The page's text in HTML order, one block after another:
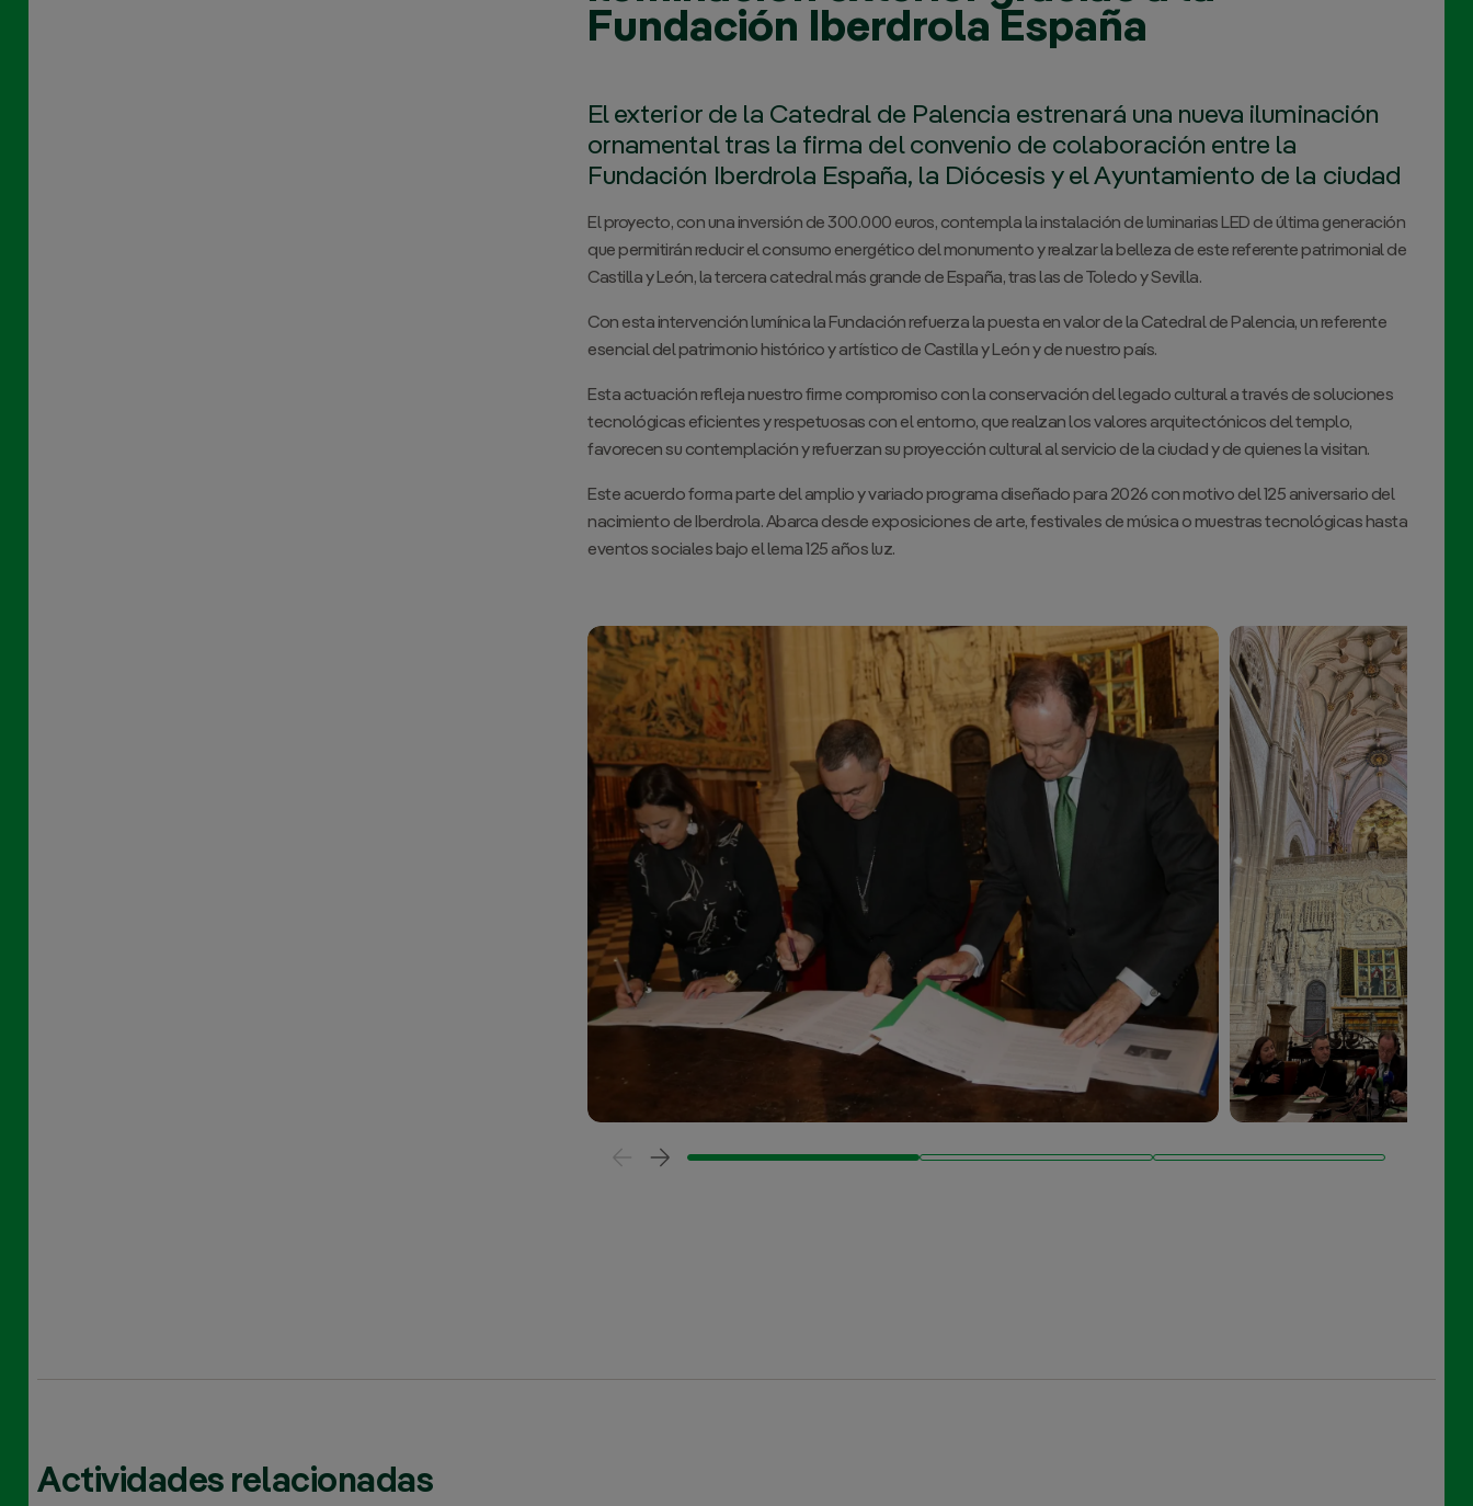
Fundación Iberdrola España
El exterior de la Catedral de Palencia estrenará una nueva iluminación
ornamental tras la firma del convenio de colaboración entre la
Fundación Iberdrola España, la Diócesis y el Ayuntamiento de la ciudad
El proyecto, con una inversión de 300.000 euros, contempla la instalación de luminarias LED de última generación
que permitirán reducir el consumo energético del monumento y realzar la belleza de este referente patrimonial de
Castilla y León, la tercera catedral más grande de España, tras las de Toledo y Sevilla.
Con esta intervención lumínica la Fundación refuerza la puesta en valor de la Catedral de Palencia, un referente
esencial del patrimonio histórico y artístico de Castilla y León y de nuestro país.
Esta actuación refleja nuestro firme compromiso con la conservación del legado cultural a través de soluciones
tecnológicas eficientes y respetuosas con el entorno, que realzan los valores arquitectónicos del templo,
favorecen su contemplación y refuerzan su proyección cultural al servicio de la ciudad y de quienes la visitan.
Este acuerdo forma parte del amplio y variado programa diseñado para 2026 con motivo del 125 aniversario del
nacimiento de Iberdrola. Abarca desde exposiciones de arte, festivales de música o muestras tecnológicas hasta
eventos sociales bajo el lema 125 años luz.
Actividades relacionadas